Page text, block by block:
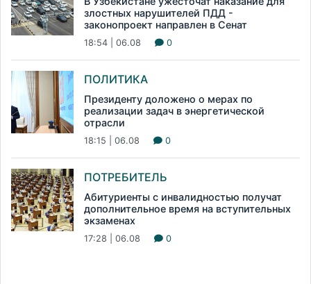
злостных нарушителей ПДД -
законопроект направлен в Сенат
18:54 | 06.08 0
ПОЛИТИКА
Президенту доложено о мерах по
реализации задач в энергетической
отрасли
18:15 | 06.08 0
ПОТРЕБИТЕЛЬ
Абитуриенты с инвалидностью получат
дополнительное время на вступительных
экзаменах
17:28 | 06.08 0